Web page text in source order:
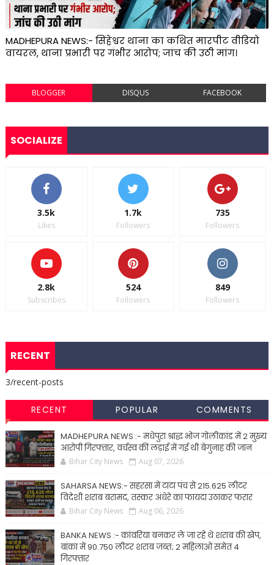
MADHEPURA NEWS:- सिंहेश्वर थाना का कथित मारपीट वीडियो
वायरल, थाना प्रभारी पर गंभीर आरोप; जांच की उठी मांग।
BLOGGER DISQUS FACEBOOK
SOCIALIZE
3.5k
Likes
1.7k
Followers
735
Followers
2.8k
Subscribes
524
Followers
849
Followers
RECENT
3/recent-posts
RECENT POPULAR COMMENTS
MADHEPURA NEWS :- मधेपुरा श्राद्ध भोज गोलीकांड में 2 मुख्य
आरोपी गिरफ्तार, वर्चस्व की लड़ाई में गई थी बेगुनाह की जान
Bihar City News Aug 07, 2026
SAHARSA NEWS:- सहरसा में टाटा पंच से 215.625 लीटर
विदेशी शराब बरामद, तस्कर अंधेरे का फायदा उठाकर फरार
Bihar City News Aug 06, 2026
BANKA NEWS :- कांवरिया बनकर ले जा रहे थे शराब की खेप,
बांका में 90.750 लीटर शराब जब्त; 2 महिलाओं समेत 4
गिरफ्तार